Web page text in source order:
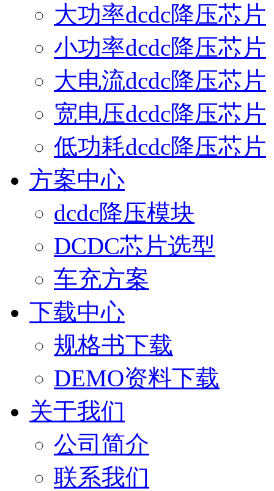
大功率dcdc降压芯片
小功率dcdc降压芯片
大电流dcdc降压芯片
宽电压dcdc降压芯片
低功耗dcdc降压芯片
方案中心
dcdc降压模块
DCDC芯片选型
车充方案
下载中心
规格书下载
DEMO资料下载
关于我们
公司简介
联系我们